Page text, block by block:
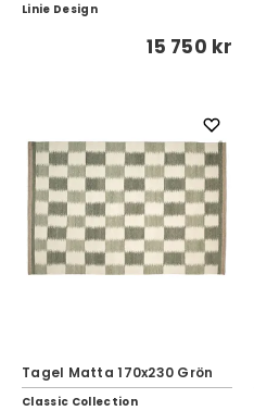
Linie Design
15 750 kr
Tagel Matta 170x230 Grön
Classic Collection